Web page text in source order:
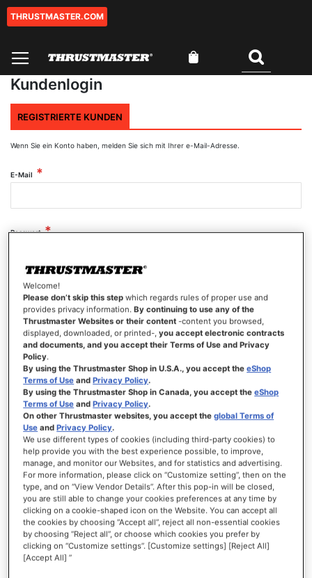
Zum
THRUSTMASTER.COM
Mein Warenkorb
Kundenlogin
REGISTRIERTE KUNDEN
Wenn Sie ein Konto haben, melden Sie sich mit Ihrer e-Mail-Adresse.
E-Mail
Passwort
Passwort anzeigen
ANMELDEN
Passwort vergessen?
NEUE KUNDEN
Ihre Anmeldung hat viele Vorteile: schnellerer Bestellvorgang, speichern von mehreren
Adressen, Sendungsverfolgung und vieles mehr.
EIN KONTO ERSTELLEN
Welcome!
Please don’t skip this step which regards rules of proper use and
provides privacy information.By continuing to use any of the
Thrustmaster Websites or their content -content you browsed,
displayed, downloaded, or printed-,you accept electronic contracts
and documents, and you accept their Terms of Use and Privacy
Policy.
By using the Thrustmaster Shop in U.S.A., you accept theeShop
Terms of Use andPrivacy Policy.
By using the Thrustmaster Shop in Canada, you accept theeShop
Terms of Use andPrivacy Policy.
On other Thrustmaster websites, you accept theglobal Terms of
Use andPrivacy Policy.
We use different types of cookies (including third-party cookies) to
help provide you with the best experience possible, to improve,
manage, and monitor our Websites, and for statistics and advertising.
For more information, please click on “Customize setting”, then on the
type, and on “View Vendor Details”. After this pop-in will be closed,
you are still able to change your cookies preferences at any time by
clicking on a cookie-shaped icon on the Website. You can accept all
the cookies by choosing “Accept all”, reject all non-essential cookies
by choosing “Reject all”, or choose which cookies you prefer by
clicking on “Customize settings”. [Customize settings] [Reject All]
[Accept All] ”